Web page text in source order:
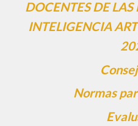
DOCENTES DE
INTELIGENCIA
Normas